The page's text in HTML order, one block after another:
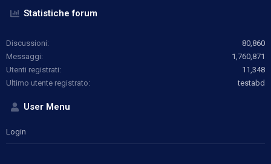
Statistiche forum
Discussioni
80,860
Messaggi
1,760,871
Utenti registrati
11,348
Ultimo utente registrato
testabd
User Menu
Login